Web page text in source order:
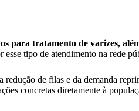
para tratamento de varizes,
esse tipo de atendimento na rede
redução de filas e da demanda
concretas diretamente à